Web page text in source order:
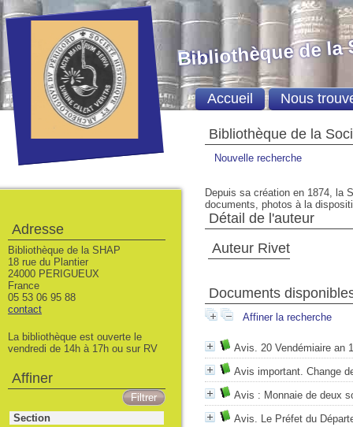
Bibliothèque de la
Nouvelle recherche
Depuis sa création en 1874, la
documents, photos à la
Détail de l'auteur
Auteur Rivet
Documents
Affiner la recherche
Avis. 20 Vendémiaire an
Avis important. Change
Avis : Monnaie de deux
Avis. Le Préfet du
Bibliothèque de la
Accueil Nous
Adresse
Bibliothèque de la SHAP
18 rue du Plantier
24000 PERIGUEUX
France
05 53 06 95 88
contact
La bibliothèque est ouverte le
vendredi de 14h à 17h ou sur RV
Affiner
Section